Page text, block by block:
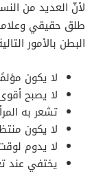
لأنّ العديد من
طلق حقيقي
البطن بالأمور
لا يكون
لا يصبح
تشعر به
لا يكون
لا يدوم
يختفي عند